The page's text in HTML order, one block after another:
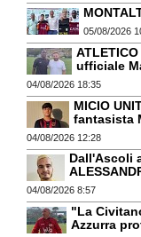
05/08/2026
ufficiale
04/08/2026 18:35
MICIO
fantasista
04/08/2026 12:28
Dall'Ascoli
04/08/2026 8:57
"La
Azzurra